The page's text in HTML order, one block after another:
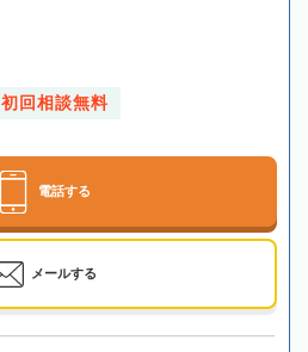
初回相談無料
電話する
メールする